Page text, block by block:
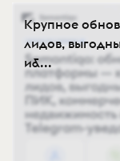
Крупное
лидов,
и&...